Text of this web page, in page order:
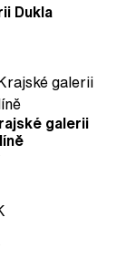
Dukla
galerii